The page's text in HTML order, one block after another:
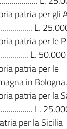
patria per gli
L.
patria per le
L. 50.000
patria per le
in
patria per la
L.
per la Sicilia